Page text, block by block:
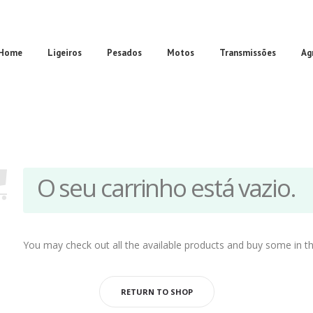
Ligeiros Pesados Motos Transmissões
O seu carrinho está vazio.
You may check out all the available products and buy some in
RETURN TO SHOP